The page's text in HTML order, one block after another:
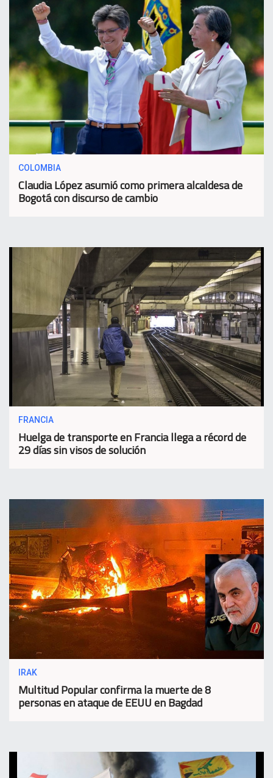
COLOMBIA
Claudia López asumió como primera alcaldesa de
Bogotá con discurso de cambio
FRANCIA
Huelga de transporte en Francia llega a récord de
29 días sin visos de solución
IRAK
Multitud Popular confirma la muerte de 8
personas en ataque de EEUU en Bagdad